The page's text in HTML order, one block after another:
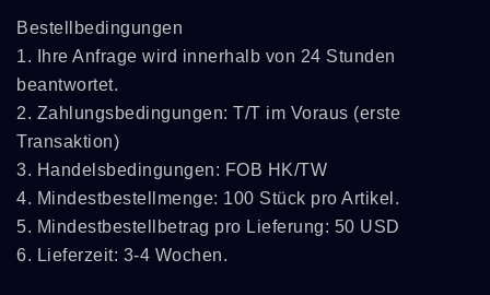
Bestellbedingungen
1. Ihre Anfrage wird innerhalb von 24 Stunden
beantwortet.
2. Zahlungsbedingungen: T/T im Voraus (erste
Transaktion)
3. Handelsbedingungen: FOB HK/TW
4. Mindestbestellmenge: 100 Stück pro Artikel.
5. Mindestbestellbetrag pro Lieferung: 50 USD
6. Lieferzeit: 3-4 Wochen.